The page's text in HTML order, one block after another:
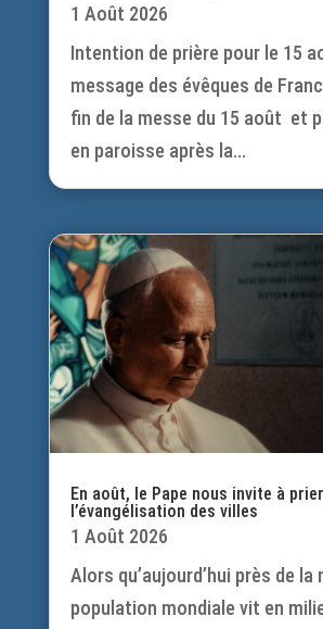
1 Août 2026
Intention de prière pour le 15
message des évêques de
fin de la messe du 15 août et
en paroisse après la...
En août, le Pape nous invite à
l’évangélisation des villes
1 Août 2026
Alors qu’aujourd’hui près de la
population mondiale vit en